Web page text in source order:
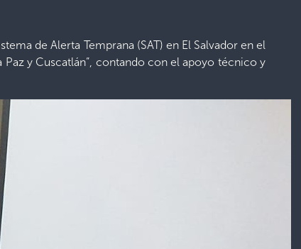
de Alerta Temprana (SAT) en El Salvador en el
y Cuscatlán”, contando con el apoyo técnico y